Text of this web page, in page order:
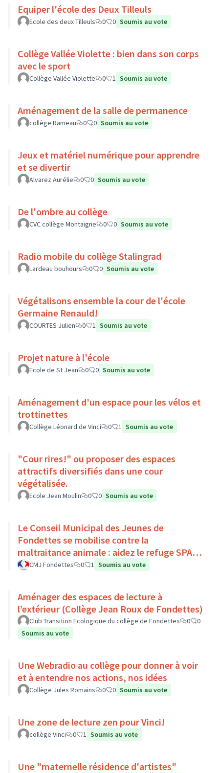
Equiper l'école des Deux Tilleuls
Ecole des deux Tilleuls 0 0 Soumis au vote
Collège Vallée Violette : bien dans son corps
avec le sport
Collège Vallée Violette 0 1 Soumis au vote
Aménagement de la salle de permanence
collège Rameau 0 0 Soumis au vote
Jeux et matériel numérique pour apprendre
et se divertir
Alvarez Aurélie 0 0 Soumis au vote
De l'ombre au collège
CVC collège Montaigne 0 0 Soumis au vote
Radio mobile du collège Stalingrad
Lardeau bouhours 0 0 Soumis au vote
Végétalisons ensemble la cour de l'école
Germaine Renauld!
COURTES Julien 0 1 Soumis au vote
Projet nature à l'école
Ecole de St Jean 0 0 Soumis au vote
Aménagement d'un espace pour les vélos et
trottinettes
Collège Léonard de Vinci 0 1 Soumis au vote
"Cour rires!" ou proposer des espaces
attractifs diversifiés dans une cour
végétalisée.
Ecole Jean Moulin 0 0 Soumis au vote
Le Conseil Municipal des Jeunes de
Fondettes se mobilise contre la
maltraitance animale : aidez le refuge SPA
de Luynes !
CMJ Fondettes 0 1 Soumis au vote
Aménager des espaces de lecture à
l’extérieur (Collège Jean Roux de Fondettes)
Club Transition Ecologique du collège de Fondettes 0
0
Soumis au vote
Une Webradio au collège pour donner à voir
et à entendre nos actions, nos idées
Collège Jules Romains 0 0 Soumis au vote
Une zone de lecture zen pour Vinci!
collège Vinci 0 1 Soumis au vote
Une "maternelle résidence d'artistes"